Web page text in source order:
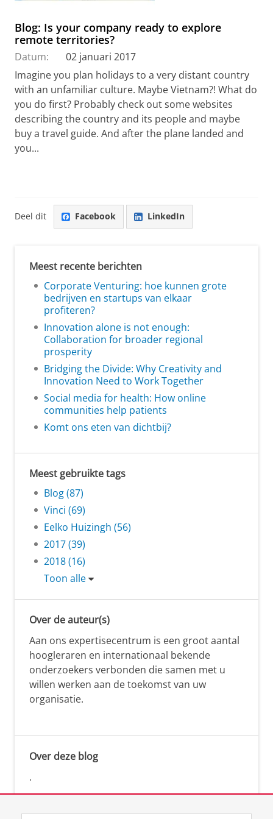
Blog: Is your company ready to explore
remote territories?
Datum:
02 januari 2017
Imagine you plan holidays to a very distant country
with an unfamiliar culture. Maybe Vietnam?! What do
you do first? Probably check out some websites
describing the country and its people and maybe
buy a travel guide. And after the plane landed and
you...
Deel dit Facebook LinkedIn
Meest recente berichten
Corporate Venturing: hoe kunnen grote
bedrijven en startups van elkaar
profiteren?
Innovation alone is not enough:
Collaboration for broader regional
prosperity
Bridging the Divide: Why Creativity and
Innovation Need to Work Together
Social media for health: How online
communities help patients
Komt ons eten van dichtbij?
Meest gebruikte tags
Blog (87)
Vinci (69)
Eelko Huizingh (56)
2017 (39)
2018 (16)
Toon alle
Over de auteur(s)
Aan ons expertisecentrum is een groot aantal
hoogleraren en internationaal bekende
onderzoekers verbonden die samen met u
willen werken aan de toekomst van uw
organisatie.
Over deze blog
.